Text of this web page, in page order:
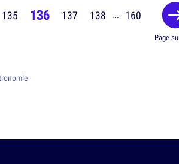
135 136 137 138 ... 160
Page